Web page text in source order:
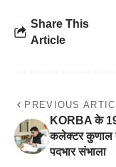
Share This
Article
PREVIOUS
KORBA के
कलेक्टर कुणाल
पदभार संभाला